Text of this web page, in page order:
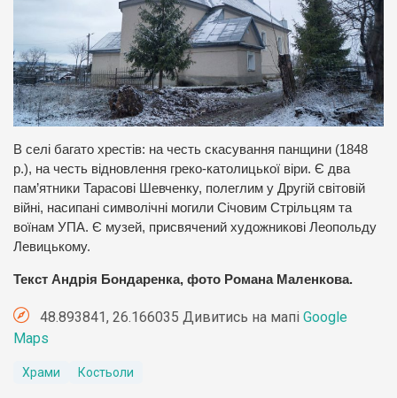
В селі багато хрестів: на честь скасування панщини (1848
р.), на честь відновлення греко-католицької віри. Є два
пам’ятники Тарасові Шевченку, полеглим у Другій світовій
війні, насипані символічні могили Січовим Стрільцям та
воїнам УПА. Є музей, присвячений художникові Леопольду
Левицькому.
Текст Андрія Бондаренка, фото Романа Маленкова.
48.893841, 26.166035 Дивитись на мапі Google
Maps
Храми Костьоли